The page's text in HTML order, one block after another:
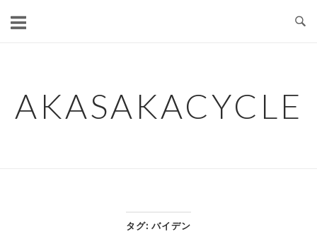
AKASAKACYCLE
タグ: バイデン